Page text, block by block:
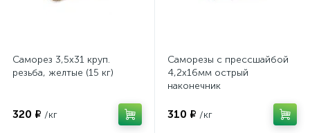
Саморез 3,5х31 круп.
резьба, желтые (15 кг)
320 ₽ /кг
Саморезы с прессшайбой
4,2х16мм острый
наконечник
310 ₽ /кг